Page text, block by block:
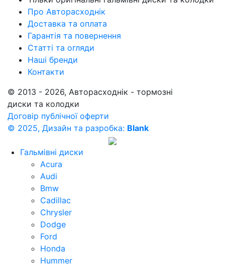
Про Авторасходнік
Доставка та оплата
Гарантія та повернення
Статті та огляди
Наші бренди
Контакти
© 2013 - 2026, Авторасходнік - тормозні
диски та колодки
Договір публічної оферти
© 2025, Дизайн та разробка: Blank
Гальмівні диски
Acura
Audi
Bmw
Cadillac
Chrysler
Dodge
Ford
Honda
Hummer